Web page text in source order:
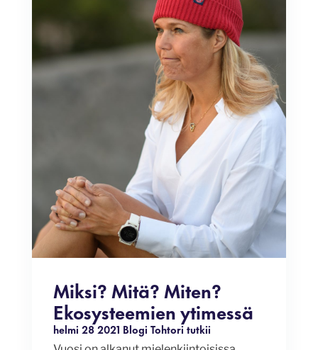
Miksi? Mitä? Miten?
Ekosysteemien ytimessä
helmi 28 2021 Blogi Tohtori tutkii